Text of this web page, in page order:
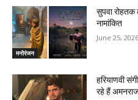
मनोरंजन
सुपवा रोहतक
नामांकित
June 25, 2026
हरियाणवी
रहे हैं